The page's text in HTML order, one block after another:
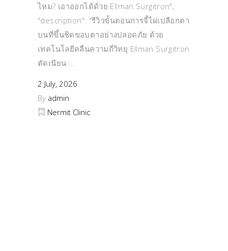
ไหม? เอาออกได้ด้วย Ellman Surgitron",
"description": "รีวิวขั้นตอนการจี้ไฝเปลือกตา
บนที่ขึ้นชิดขอบตาอย่างปลอดภัย ด้วย
เทคโนโลยีคลื่นความถี่วิทยุ Ellman Surgitron
ตัดเนียน
2 July, 2026
By admin
Nermit Clinic